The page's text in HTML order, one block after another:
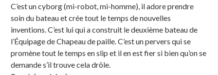
C’est un cyborg (mi-robot, mi-homme), il adore prendre
soin du bateau et crée tout le temps de nouvelles
inventions. C’est lui qui a construit le deuxième bateau de
l’Équipage de Chapeau de paille. C’est un pervers qui se
promène tout le temps en slip et il en est fier si bien qu’on se
demande s’il trouve cela drôle.